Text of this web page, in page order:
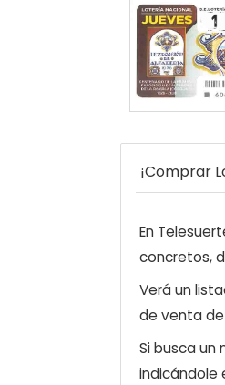
¡Comprar
En
concretos,
Verá un
de venta
Si busca un
indicándole